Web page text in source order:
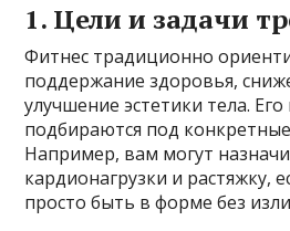
1. Цели и задачи
Фитнес традиционно
поддержание здоровья,
улучшение эстетики тела.
подбираются под
Например, вам могут
кардионагрузки и растяжку,
просто быть в форме без